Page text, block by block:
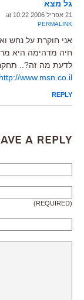
גל מצא
21 אפריל 2006 at 10:22
PERMALINK
אני חוקרת על נחש
חיה מדהימה היא
לדעת מה זה?..
http://www.msn.co.il/
REPLY
a Reply
(REQUIRED)